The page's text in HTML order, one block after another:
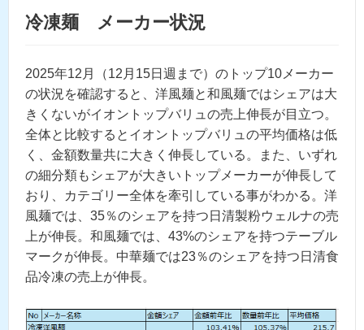
冷凍麺 メーカー状況
2025年12月（12月15日週まで）のトップ10メーカー
の状況を確認すると、洋風麺と和風麺ではシェアは大
きくないがイオントップバリュの売上伸長が目立つ。
全体と比較するとイオントップバリュの平均価格は低
く、金額数量共に大きく伸長している。また、いずれ
の細分類もシェアが大きいトップメーカーが伸長して
おり、カテゴリー全体を牽引している事がわかる。洋
風麺では、35％のシェアを持つ日清製粉ウェルナの売
上が伸長。和風麺では、43%のシェアを持つテーブル
マークが伸長。中華麺では23％のシェアを持つ日清食
品冷凍の売上が伸長。